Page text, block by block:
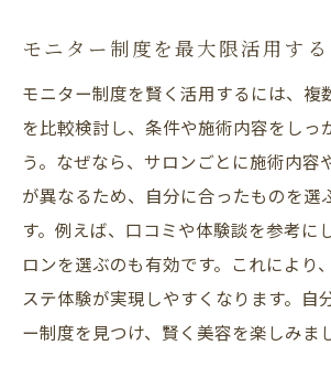
モニター制度を最大限活用する
モニター制度を賢く活用するには、複
を比較検討し、条件や施術内容をしっ
う。なぜなら、サロンごとに施術内容
が異なるため、自分に合ったものを選
す。例えば、口コミや体験談を参考に
ロンを選ぶのも有効です。これにより
ステ体験が実現しやすくなります。自
ー制度を見つけ、賢く美容を楽しみま